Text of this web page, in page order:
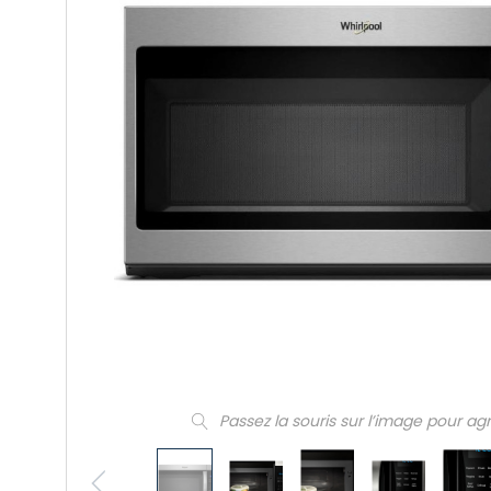
Passez la souris sur l’image pour